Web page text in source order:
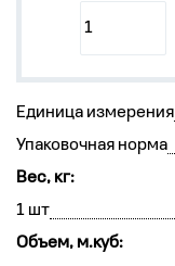
Единица измерения
Упаковочная норма
Вес, кг:
1 шт
Объем, м.куб: